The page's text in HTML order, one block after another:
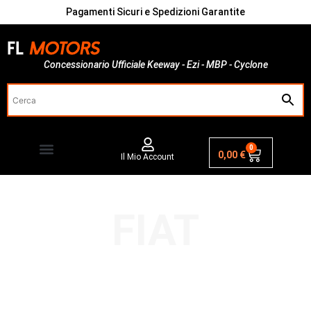
Pagamenti Sicuri e Spedizioni Garantite
Concessionario Ufficiale Keeway - Ezi - MBP - Cyclone
Il Mio Account 0,00 €
0